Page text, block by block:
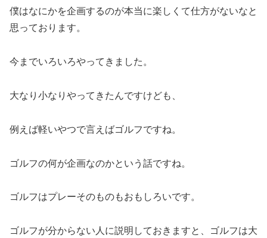
僕はなにかを企画するのが本当に楽しくて仕方がないなと
思っております。
今までいろいろやってきました。
大なり小なりやってきたんですけども、
例えば軽いやつで言えばゴルフですね。
ゴルフの何が企画なのかという話ですね。
ゴルフはプレーそのものもおもしろいです。
ゴルフが分からない人に説明しておきますと、ゴルフは大